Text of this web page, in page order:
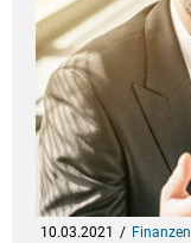
10.03.2021 Finanzen